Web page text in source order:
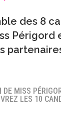
des 8
Périgord
DE MISS
LES 10